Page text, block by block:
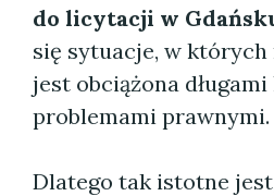
do licytacji w
się sytuacje, w
jest obciążona
problemami prawnymi.
Dlatego tak istotne